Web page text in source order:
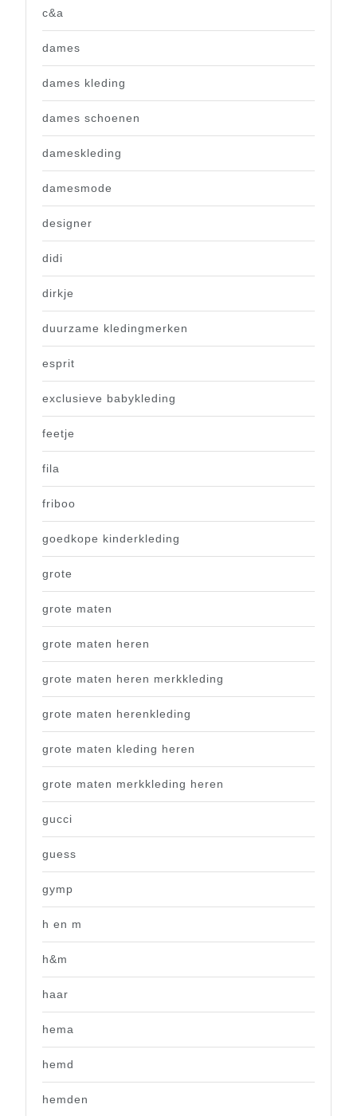
c&a
dames
dames kleding
dames schoenen
dameskleding
damesmode
designer
didi
dirkje
duurzame kledingmerken
esprit
exclusieve babykleding
feetje
fila
friboo
goedkope kinderkleding
grote
grote maten
grote maten heren
grote maten heren merkkleding
grote maten herenkleding
grote maten kleding heren
grote maten merkkleding heren
gucci
guess
gymp
h en m
h&m
haar
hema
hemd
hemden